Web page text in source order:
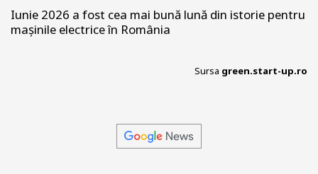
Iunie 2026 a fost cea mai bună lună din istorie pentru
mașinile electrice în România
Sursa green.start-up.ro